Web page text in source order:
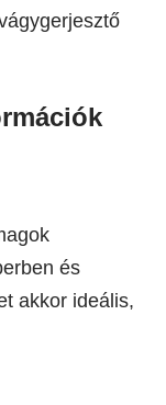
és
akkor ideális,